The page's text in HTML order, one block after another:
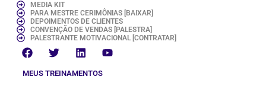
MEDIA KIT
PARA MESTRE CERIMÔNIAS [BAIXAR]
DEPOIMENTOS DE CLIENTES
CONVENÇÃO DE VENDAS [PALESTRA]
PALESTRANTE MOTIVACIONAL [CONTRATAR]
MEUS TREINAMENTOS